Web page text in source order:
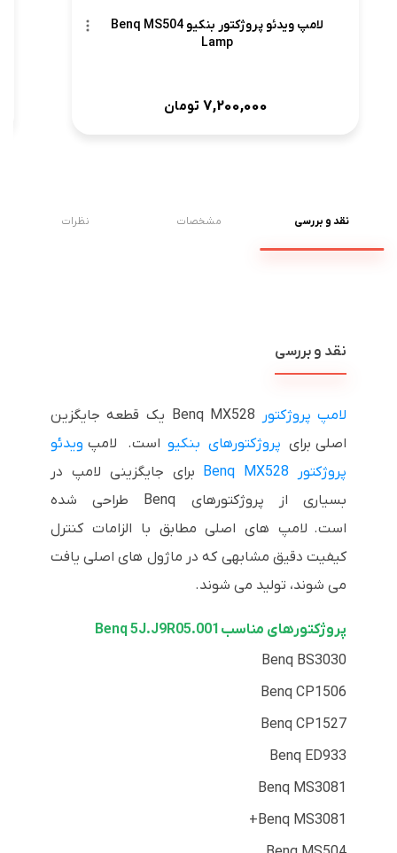
لامپ ویدئو پروژکتور بنکیو Benq MS504
Lamp
7,200,000 تومان
نقد و بررسی مشخصات نظرات
نقد و بررسی
لامپ پروژکتور
Benq MX528 یک قطعه جایگزین
اصلی برای پروژکتورهای بنکیواست. لامپ ویدئو
پروژکتور Benq MX528
برای جایگزینی لامپ در
بسیاری از پروژکتورهای Benq طراحی شده
است. لامپ های اصلی مطابق با الزامات کنترل
کیفیت دقیق مشابهی که در ماژول های اصلی یافت
می شوند، تولید می شوند.
پروژکتورهای مناسب Benq 5J.J9R05.001
Benq BS3030
Benq CP1506
Benq CP1527
Benq ED933
Benq MS3081
Benq MS3081+